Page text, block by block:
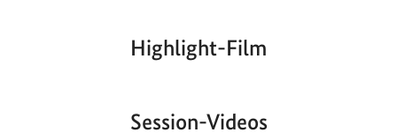
Highlight-Film
Aktueller
00:00| 00:00
Session-Videos